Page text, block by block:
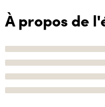
À propos de